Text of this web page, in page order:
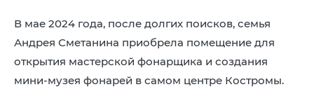
В мае 2024 года, после долгих поисков, семья
Андрея Сметанина приобрела помещение для
открытия мастерской фонарщика и создания
мини-музея фонарей в самом центре Костромы.